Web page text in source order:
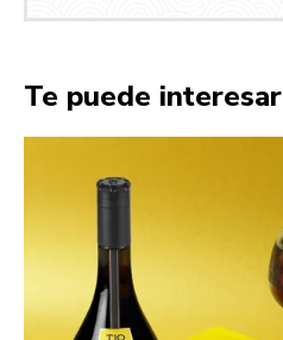
Te puede interesar